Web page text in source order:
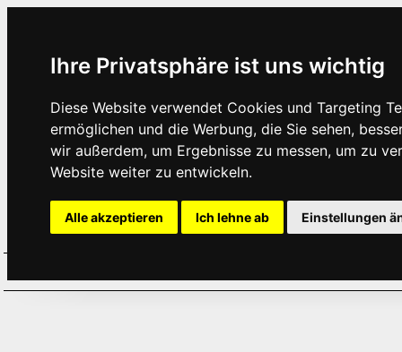
Ihre Privatsphäre ist uns wichtig
Diese Website verwendet Cookies und Targeting
ermöglichen und die Werbung, die Sie sehen,
wir außerdem, um Ergebnisse zu messen, um zu
Website weiter zu entwickeln.
Alle akzeptieren Ich lehne ab Einstellungen